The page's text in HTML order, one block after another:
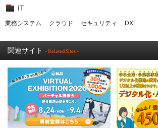
IT
業務システム クラウド セキュリティ DX
関連サイト - Related Sites -